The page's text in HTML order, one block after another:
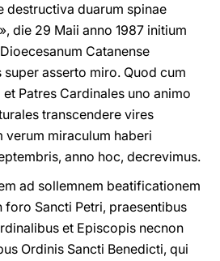
destructiva duarum spinae
die 29 Maii anno 1987 initium
Catanense
super asserto miro. Quod cum
Patres Cardinales uno animo
transcendere vires
verum miraculum haberi
anno hoc, decrevimus.
ad sollemnem beatificationem
foro Sancti Petri, praesentibus
et Episcopis necnon
Ordinis Sancti Benedicti, qui